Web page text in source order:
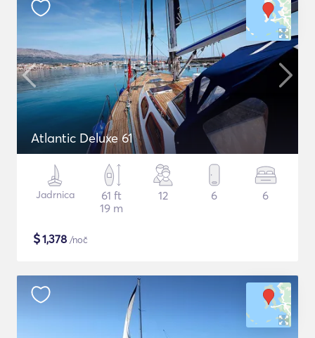
Atlantic Deluxe 61
Jadrnica
61 ft
19 m
12 6 6
$1,378 /noč